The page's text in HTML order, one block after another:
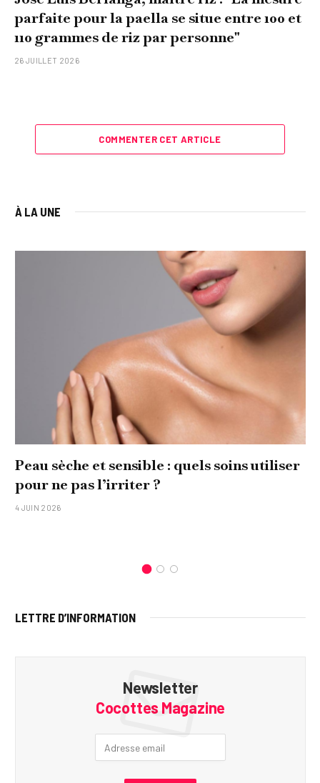
parfaite pour la paella se situe entre 100 et
110 grammes de riz par personne"
26 JUILLET 2026
COMMENTER CET ARTICLE
À LA UNE
Peau sèche et sensible : quels soins utiliser
pour ne pas l’irriter ?
4 JUIN 2026
LETTRE D’INFORMATION
Newsletter
Cocottes Magazine